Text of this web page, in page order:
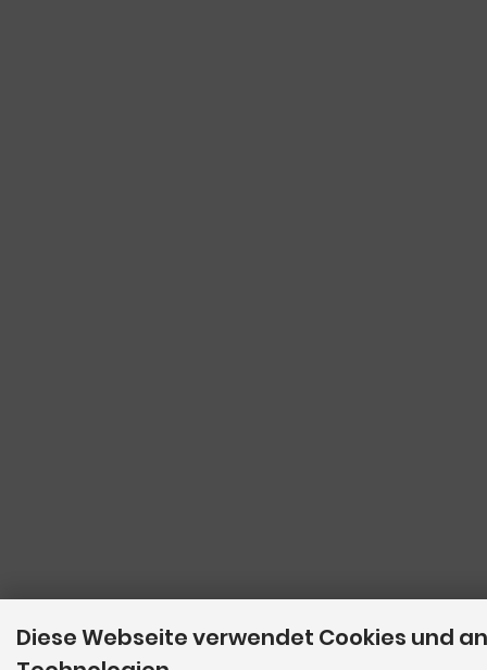
Diese Webseite verwendet Cookies und